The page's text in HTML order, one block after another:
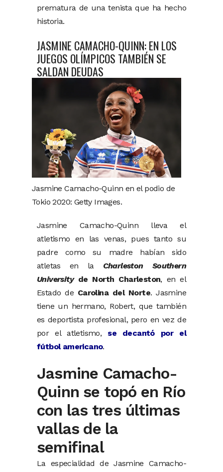
prematura de una tenista que ha hecho
historia.
JASMINE CAMACHO-QUINN: EN LOS
JUEGOS OLÍMPICOS TAMBIÉN SE
SALDAN DEUDAS
Jasmine Camacho-Quinn en el podio de
Tokio 2020: Getty Images.
Jasmine Camacho-Quinn lleva el
atletismo en las venas, pues tanto su
padre como su madre habían sido
atletas en la Charleston Southern
Universityde North Charleston, en el
Estado de Carolina del Norte. Jasmine
tiene un hermano, Robert, que también
es deportista profesional, pero en vez de
por el atletismo, se decantó por el
fútbol americano.
Jasmine Camacho-
Quinn se topó en Río
con las tres últimas
vallas de la
semifinal
La especialidad de Jasmine Camacho-